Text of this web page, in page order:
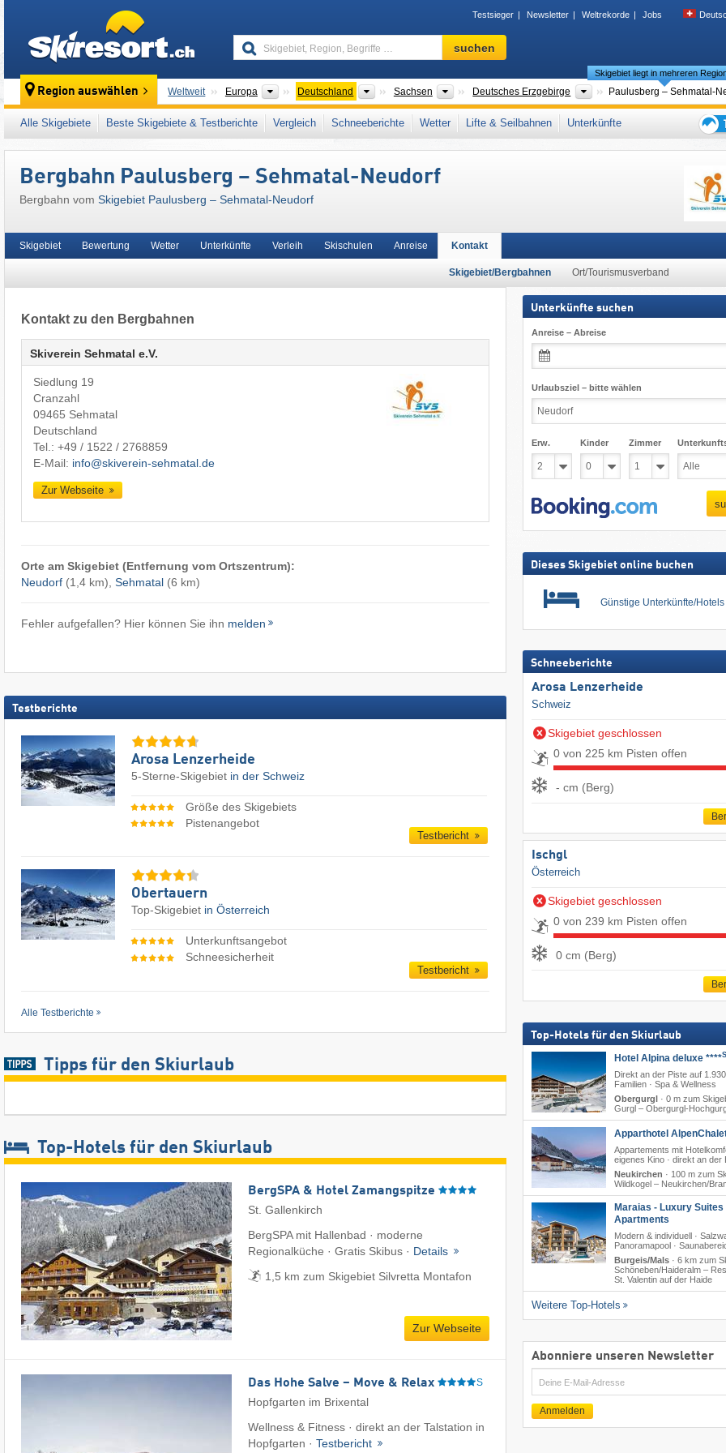
Testsieger Newsletter Weltrekorde Jobs
Skigebiet,
Region,
…
suchen
Region auswählen Weltweit Europa Kontinente
Deutschland LänderSachsen Bundesländer
Deutsches Erzgebirge Gebirgszüge
Skigebiet liegt in mehreren
Paulusberg – Sehmatal-
Dieses Skigebiet liegt auch in: Mittelerzgebirge Erzgebirgskreis Erzgebirge, Ostdeutschland , Deutsche Mittelgebirge
Europäische Union
Alle Skigebiete Beste Skigebiete & Testberichte Vergleich Schneeberichte Wetter Lifte & Seilbahnen
Unterkünfte
den
Bergbahn Paulusberg – Sehmatal-Neudorf
Bergbahn vom Skigebiet Paulusberg – Sehmatal-Neudorf
Skigebiet Bewertung Wetter Unterkünfte Verleih Skischulen Anreise Kontakt
Skigebiet/Bergbahnen Ort/Tourismusverband
Kontakt zu den Bergbahnen
Skiverein Sehmatal e.V.
Siedlung 19
Cranzahl
09465 Sehmatal
Deutschland
Tel.: +49 / 1522 / 2768859
E-Mail: info@skiverein-sehmatal.de
Zur Webseite
Orte am Skigebiet (Entfernung vom Ortszentrum):
Neudorf(1,4 km), Sehmatal(6 km)
Fehler aufgefallen? Hier können Sie ihn melden
Testberichte
Arosa Lenzerheide
5-Sterne-Skigebiet in der Schweiz
Größe des Skigebiets
Pistenangebot
Testbericht
Obertauern
Top-Skigebiet in Österreich
Unterkunftsangebot
Schneesicherheit
Testbericht
Alle Testberichte
Tipps für den Skiurlaub
Top-Hotels für den Skiurlaub
BergSPA & Hotel Zamangspitze
St. Gallenkirch
BergSPA mit Hallenbad · moderne
Regionalküche · Gratis Skibus · Details
1,5 km zum Skigebiet Silvretta Montafon
Zur Webseite
Das Hohe Salve – Move & Relax S
Hopfgarten im Brixental
Wellness & Fitness · direkt an der Talstation in
Hopfgarten · Testbericht
Unterkünfte suchen
Anreise – Abreise
Urlaubsziel – bitte wählen
Erw. Kinder Zimmer
Dieses Skigebiet online buchen
Günstige Unterkünfte/Hotels
Schneeberichte
Arosa Lenzerheide
Schweiz
Skigebiet geschlossen
0 von 225 km Pisten offen
- cm (Berg)
Ischgl
Österreich
Skigebiet geschlossen
0 von 239 km Pisten offen
0 cm (Berg)
Top-Hotels für den Skiurlaub
Hotel Alpina deluxe ****S
Direkt an der Piste auf 1.930
Familien · Spa & Wellness
Obergurgl· 0 m zum
Gurgl – Obergurgl-
Apparthotel
Appartements mit
eigenes Kino · direkt an der
Neukirchen · 100 m zum
Wildkogel – Neukirchen/​
Maraias - Luxury Suites
Apartments
Modern & individuell ·
Panoramapool ·
Burgeis/Mals· 6 km zum
Schöneben/​Haideralm –
St. Valentin auf der Haide
Weitere Top-Hotels
Abonniere unseren Newsletter
E-
Mail
Anmelden